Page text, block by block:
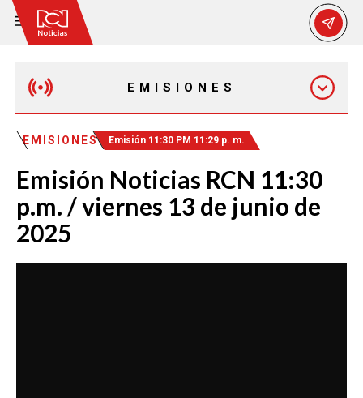
EMISIONES
MAÑANA EXPRESS
EMISIÓN 12:30 PM
EMISIONES Emisión 11:30 PM 11:29 p. m.
Emisión Noticias RCN 11:30
p.m. / viernes 13 de junio de
2025